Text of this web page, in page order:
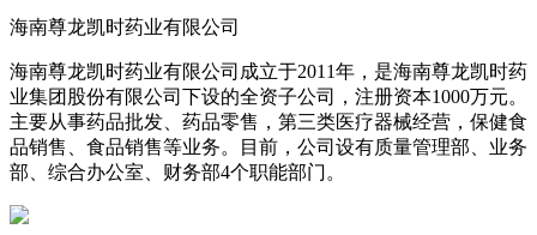
海南尊龙凯时药业有限公司
海南尊龙凯时药业有限公司成立于2011年，是海南尊龙凯时药
业集团股份有限公司下设的全资子公司，注册资本1000万元。
主要从事药品批发、药品零售，第三类医疗器械经营，保健食
品销售、食品销售等业务。目前，公司设有质量管理部、业务
部、综合办公室、财务部4个职能部门。